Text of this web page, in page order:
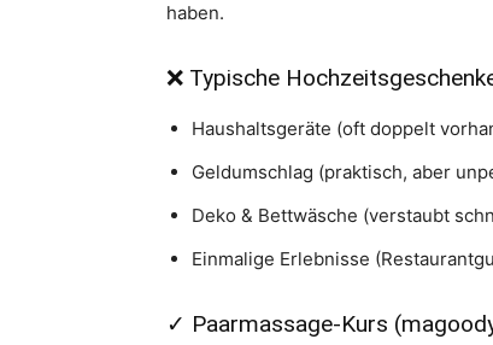
haben.
❌ Typische
Haushaltsgeräte (oft doppelt
Geldumschlag (praktisch, aber
Deko & Bettwäsche (verstaubt
Einmalige Erlebnisse
✓ Paarmassage-Kurs